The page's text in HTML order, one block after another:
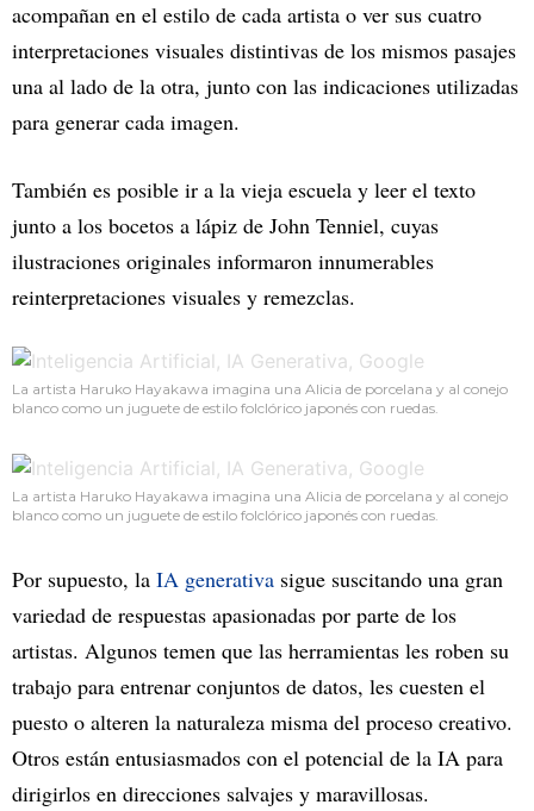
acompañan en el estilo de cada artista o ver sus cuatro
interpretaciones visuales distintivas de los mismos pasajes
una al lado de la otra, junto con las indicaciones utilizadas
para generar cada imagen.
También es posible ir a la vieja escuela y leer el texto
junto a los bocetos a lápiz de John Tenniel, cuyas
ilustraciones originales informaron innumerables
reinterpretaciones visuales y remezclas.
La artista Haruko Hayakawa imagina una Alicia de porcelana y al conejo
blanco como un juguete de estilo folclórico japonés con ruedas.
La artista Haruko Hayakawa imagina una Alicia de porcelana y al conejo
blanco como un juguete de estilo folclórico japonés con ruedas.
Por supuesto, la IA generativa sigue suscitando una gran
variedad de respuestas apasionadas por parte de los
artistas. Algunos temen que las herramientas les roben su
trabajo para entrenar conjuntos de datos, les cuesten el
puesto o alteren la naturaleza misma del proceso creativo.
Otros están entusiasmados con el potencial de la IA para
dirigirlos en direcciones salvajes y maravillosas.